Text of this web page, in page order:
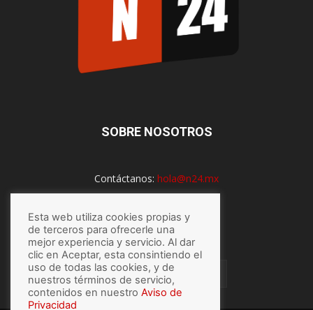
SOBRE NOSOTROS
Contáctanos: hola@n24.mx
SÍGUENOS
Esta web utiliza cookies propias y
de terceros para ofrecerle una
mejor experiencia y servicio. Al dar
clic en Aceptar, esta consintiendo el
uso de todas las cookies, y de
nuestros términos de servicio,
contenidos en nuestro Aviso de
Privacidad